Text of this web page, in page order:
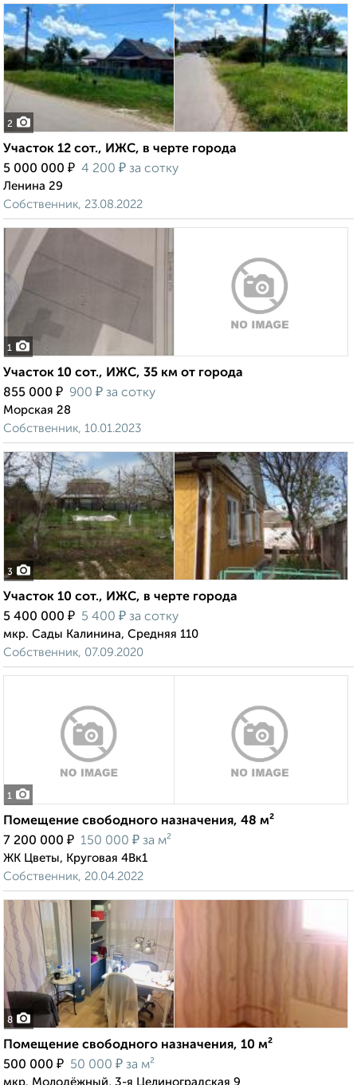
2
Участок 12 сот., ИЖС, в черте города
5 000 000 ₽ 4 200 ₽ за сотку
Ленина 29
Собственник, 23.08.2022
1
Участок 10 сот., ИЖС, 35 км от города
855 000 ₽ 900 ₽ за сотку
Морская 28
Собственник, 10.01.2023
3
Участок 10 сот., ИЖС, в черте города
5 400 000 ₽ 5 400 ₽ за сотку
мкр. Сады Калинина, Средняя 110
Собственник, 07.09.2020
1
Помещение свободного назначения, 48 м²
7 200 000 ₽ 150 000 ₽ за м²
ЖК Цветы, Круговая 4Вк1
Собственник, 20.04.2022
8
Помещение свободного назначения, 10 м²
500 000 ₽ 50 000 ₽ за м²
мкр. Молодёжный, 3-я Целиноградская 9